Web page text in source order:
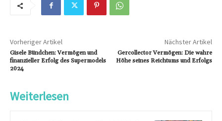
Vorheriger Artikel
Gisele Bündchen: Vermögen und
finanzieller Erfolg des Supermodels
2024
Nächster Artikel
Gercollector Vermögen: Die wahre
Höhe seines Reichtums und Erfolgs
Weiterlesen